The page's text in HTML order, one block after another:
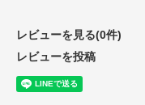
レビューを見る(0件)
レビューを投稿